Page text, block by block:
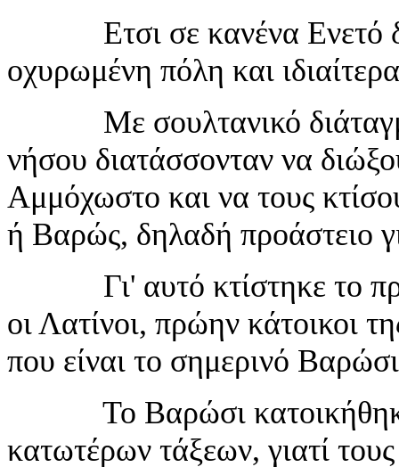
Ετσι σε κανένα Ενετό
οχυρωμένη πόλη και
Με σουλτανικό διάταγμα
νήσου διατάσσονταν να
Αμμόχωστο και να τους
ή Βαρώς, δηλαδή προάστειο
Γι' αυτό κτίστηκε το
οι Λατίνοι, πρώην κάτοικοι
που είναι το σημερινό
Το Βαρώσι κατοικήθηκε
κατωτέρων τάξεων, γιατί